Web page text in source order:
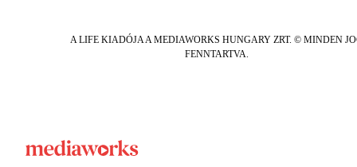
A LIFE KIADÓJA A MEDIAWORKS HUNGARY ZRT. © MINDEN
FENNTARTVA.